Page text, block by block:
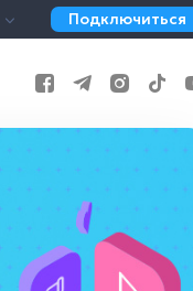
Подключиться